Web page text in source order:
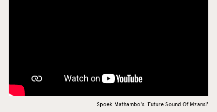
Spoek Mathambo's 'Future Sound Of Mzansi'